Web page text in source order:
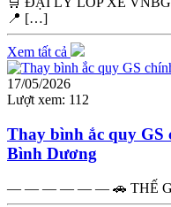
📍 […]
Xem tất cả
17/05/2026
Lượt xem: 112
Thay bình ắc quy GS
Bình Dương
— — — — — — 🚗 THẾ